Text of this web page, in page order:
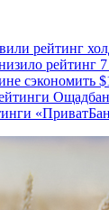
рейтинг
рейтинг
сэкономить